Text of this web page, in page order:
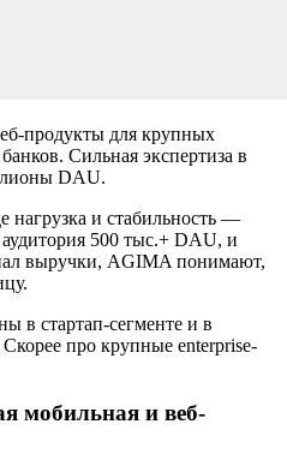
продукты для крупных
Сильная экспертиза в
DAU.
нагрузка и стабильность —
500 тыс.+ DAU, и
выручки, AGIMA понимают,
в стартап-сегменте и в
про крупные enterprise-
мобильная и веб-